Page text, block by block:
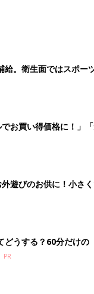
給。衛生面ではスポー
？【専門家監修】
お買い得価格に！」
外遊びのお供に！小さ
どうする？60分だけの